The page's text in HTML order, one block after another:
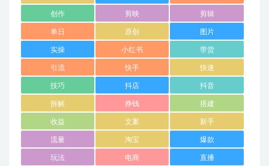
创作 剪映 剪辑
单日 原创 图片
实操 小红书 带货
引流 快手 快速
技巧 抖店 抖音
拆解 挣钱 搭建
收益 文案 新手
流量 淘宝 爆款
玩法 电商 直播